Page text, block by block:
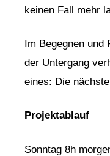
keinen Fall mehr
Im Begegnen und
der Untergang
eines: Die
Projektablauf
Sonntag 8h